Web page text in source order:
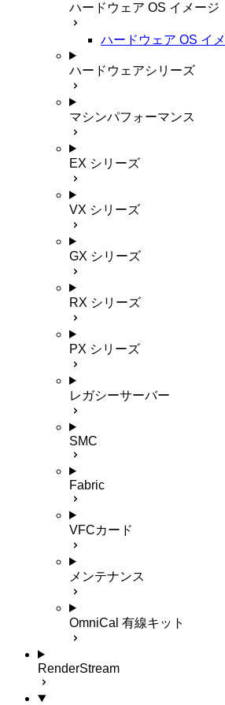
ハードウェア OS イメージ
ハードウェア OS イ
ハードウェアシリーズ
マシンパフォーマンス
EX シリーズ
VX シリーズ
GX シリーズ
RX シリーズ
PX シリーズ
レガシーサーバー
SMC
Fabric
VFCカード
メンテナンス
OmniCal 有線キット
RenderStream